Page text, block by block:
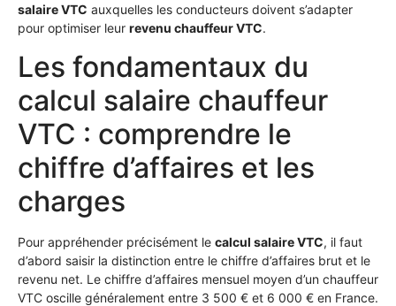
salaire VTC auxquelles les conducteurs doivent s’adapter
pour optimiser leur revenu chauffeur VTC.
Les fondamentaux du
calcul salaire chauffeur
VTC : comprendre le
chiffre d’affaires et les
charges
Pour appréhender précisément le calcul salaire VTC, il faut
d’abord saisir la distinction entre le chiffre d’affaires brut et le
revenu net. Le chiffre d’affaires mensuel moyen d’un chauffeur
VTC oscille généralement entre 3 500 € et 6 000 € en France.